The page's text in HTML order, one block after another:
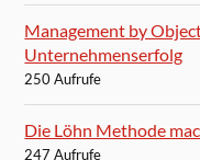
Management by
Unternehmenserfolg
250 Aufrufe
Die Löhn Methode
247 Aufrufe